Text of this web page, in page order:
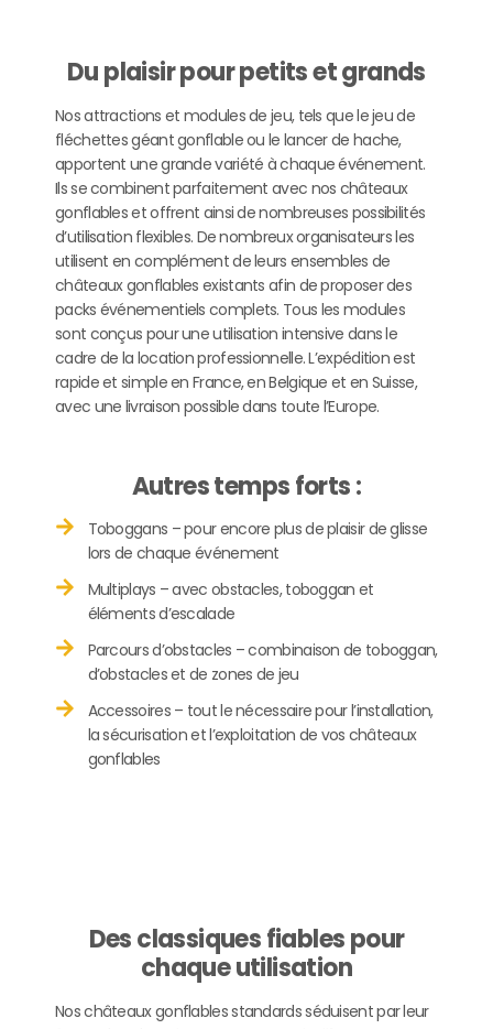
Du plaisir pour petits et grands
Nos attractions et modules de jeu, tels que le jeu de
fléchettes géant gonflable ou le lancer de hache,
apportent une grande variété à chaque événement.
Ils se combinent parfaitement avec nos châteaux
gonflables et offrent ainsi de nombreuses possibilités
d’utilisation flexibles. De nombreux organisateurs les
utilisent en complément de leurs ensembles de
châteaux gonflables existants afin de proposer des
packs événementiels complets. Tous les modules
sont conçus pour une utilisation intensive dans le
cadre de la location professionnelle. L’expédition est
rapide et simple en France, en Belgique et en Suisse,
avec une livraison possible dans toute l’Europe.
Autres temps forts :
Toboggans – pour encore plus de plaisir de glisse
lors de chaque événement
Multiplays – avec obstacles, toboggan et
éléments d’escalade
Parcours d’obstacles – combinaison de toboggan,
d’obstacles et de zones de jeu
Accessoires – tout le nécessaire pour l’installation,
la sécurisation et l’exploitation de vos châteaux
gonflables
Des classiques fiables pour
chaque utilisation
Nos châteaux gonflables standards séduisent par leur